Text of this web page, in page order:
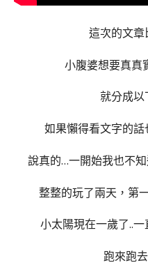
這次的文章
小腹婆想要真真
就分成以
如果懶得看文字的話
說真的…一開始我也不
整整的玩了兩天，第
小太陽現在一歲了..
跑來跑